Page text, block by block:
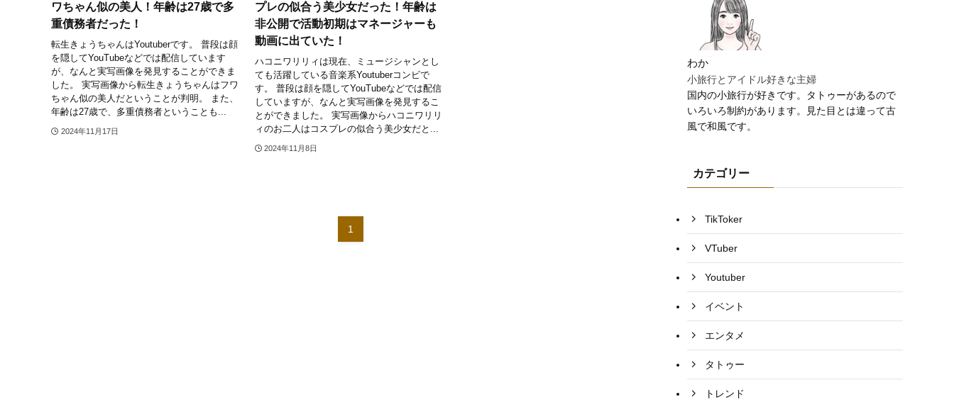
ワちゃん似の美人！年齢は27歳で多
重債務者だった！
転生きょうちゃんはYoutuberです。 普段は顔
を隠してYouTubeなどでは配信しています
が、なんと実写画像を発見することができま
した。 実写画像から転生きょうちゃんはフワ
ちゃん似の美人だということが判明。 また、
年齢は27歳で、多重債務者ということも...
2024年11月17日
プレの似合う美少女だった！年齢は
非公開で活動初期はマネージャーも
動画に出ていた！
ハコニワリリィは現在、ミュージシャンとし
ても活躍している音楽系Youtuberコンビで
す。 普段は顔を隠してYouTubeなどでは配信
していますが、なんと実写画像を発見するこ
とができました。 実写画像からハコニワリリ
ィのお二人はコスプレの似合う美少女だと...
2024年11月8日
1
わか
小旅行とアイドル好きな主婦
国内の小旅行が好きです。タトゥーがあるので
いろいろ制約があります。見た目とは違って古
風で和風です。
カテゴリー
TikToker
VTuber
Youtuber
イベント
エンタメ
タトゥー
トレンド